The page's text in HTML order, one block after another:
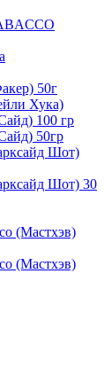
50г
Хука)
100 гр
50гр
Шот)
Шот) 30
(Мастхэв)
(Мастхэв)